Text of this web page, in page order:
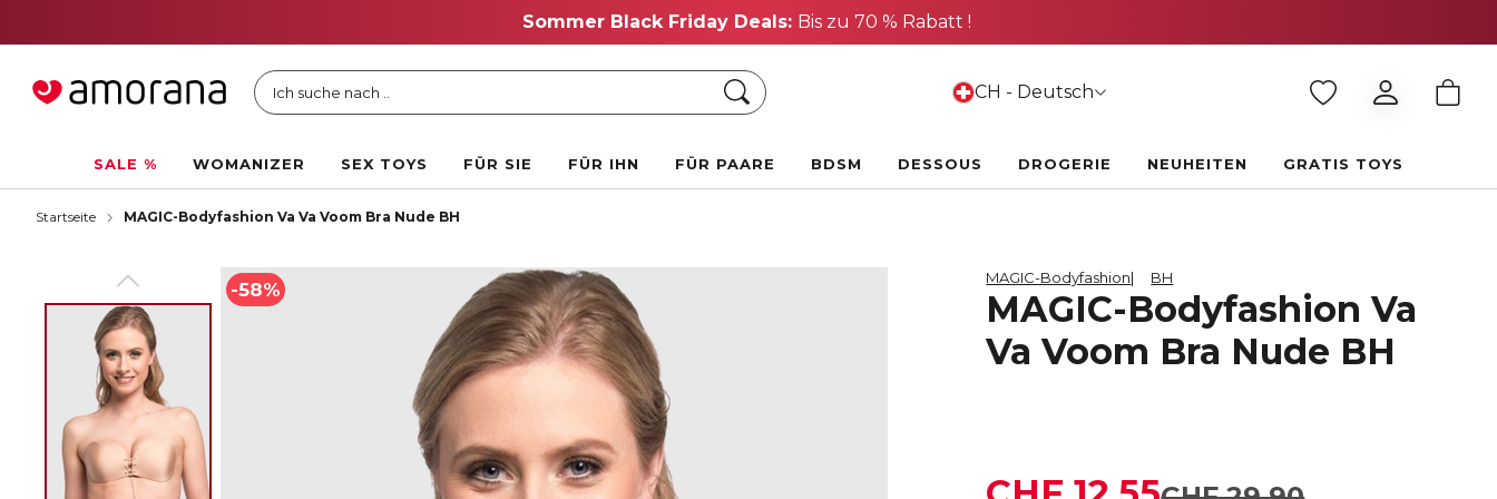
Sommer Black Friday Deals: Bis zu 70 % Rabatt !
Ich suche nach .. Suche CH - Deutsch
SALE % WOMANIZER SEX TOYS FÜR SIE FÜR IHN FÜR PAARE BDSM DESSOUS DROGERIE NEUHEITEN GRATIS TOYS
Startseite MAGIC-Bodyfashion Va Va Voom Bra Nude BH
-58%
MAGIC-Bodyfashion BH
MAGIC-Bodyfashion Va
Va Voom Bra Nude BH